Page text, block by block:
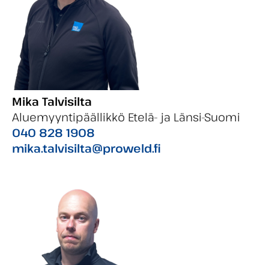
Mika Talvisilta
Aluemyyntipäällikkö Etelä- ja Länsi-Suomi
040 828 1908
mika.talvisilta@proweld.fi